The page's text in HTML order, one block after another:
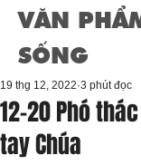
VĂN
SỐNG
12-20 Phó
tay Chúa
19 thg 12, 2022 3 phút đọc